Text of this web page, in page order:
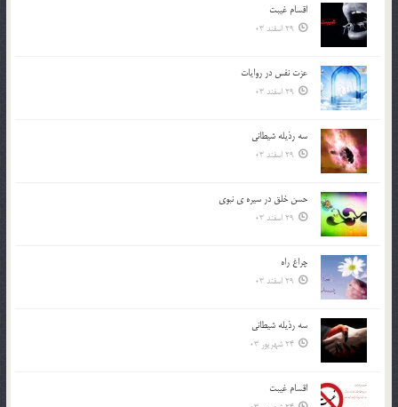
اقسام غيبت
29 اسفند 03
عزت نفس در روايات
29 اسفند 03
سه رذیله شیطانی
29 اسفند 03
حسن خلق در سيره ي نبوي
29 اسفند 03
چراغ راه
29 اسفند 03
سه رذیله شیطانی
24 شهریور 03
اقسام غيبت